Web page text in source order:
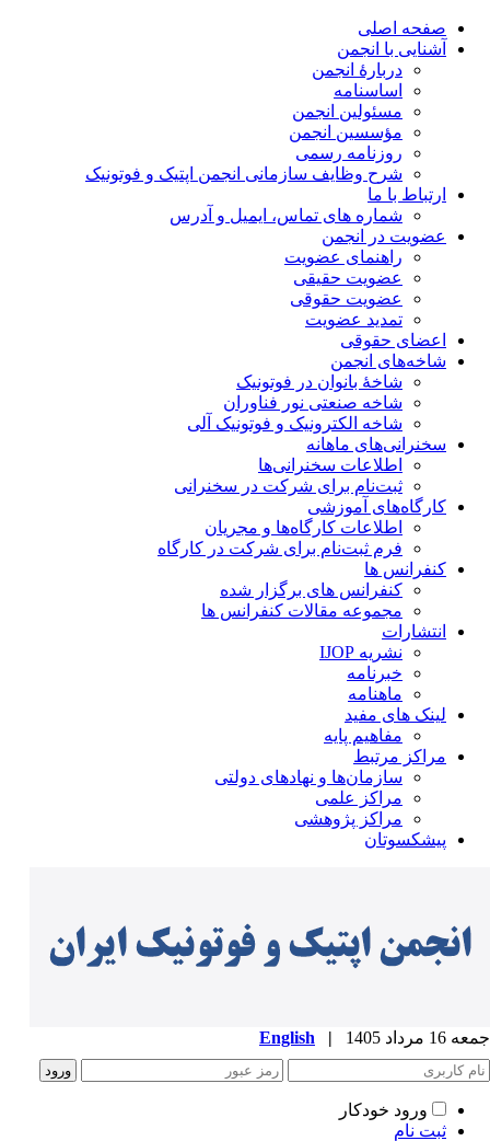
صفحه اصلی
آشنایی با انجمن
دربارۀ انجمن
اساسنامه
مسئولین انجمن
مؤسسین انجمن
روزنامه رسمی
شرح وظایف سازمانی انجمن اپتیک و فوتونیک
ارتباط با ما
شماره های تماس، ایمیل و آدرس
عضویت در انجمن
راهنمای عضویت
عضویت حقیقی
عضویت حقوقی
تمدید عضویت
اعضای حقوقی
شاخه‌های انجمن
شاخۀ بانوان در فوتونیک
شاخه صنعتی نور فناوران
شاخه‌ الکترونیک و فوتونیک آلی
سخنرانی‌های ماهانه
اطلاعات سخنرانی‌‌ها
ثبت‌نام برای شرکت در سخنرانی
کارگاه‌های آموزشی
اطلاعات کارگاه‌ها و مجریان
فرم ثبت‌نام برای شرکت در کارگاه
کنفرانس ها
کنفرانس های برگزار شده
مجموعه مقالات کنفرانس ها
انتشارات
نشریه IJOP
خبرنامه
ماهنامه
لینک های مفید
مفاهیم پایه
مراکز مرتبط
سازمان‌ها و نهادهای دولتی
مراکز علمی
مراکز پژوهشی
پیشکسوتان
مرداد 1405 |
English
ورود خودکار
ثبت نام